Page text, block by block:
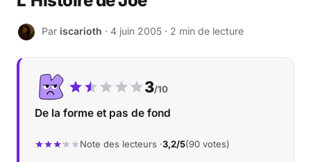
I Par iscarioth · 4 juin 2005 · 2 min de lecture
Notre note :
3/10
De la forme et pas de fond
Note des lecteurs ·3,2/5(90 votes)